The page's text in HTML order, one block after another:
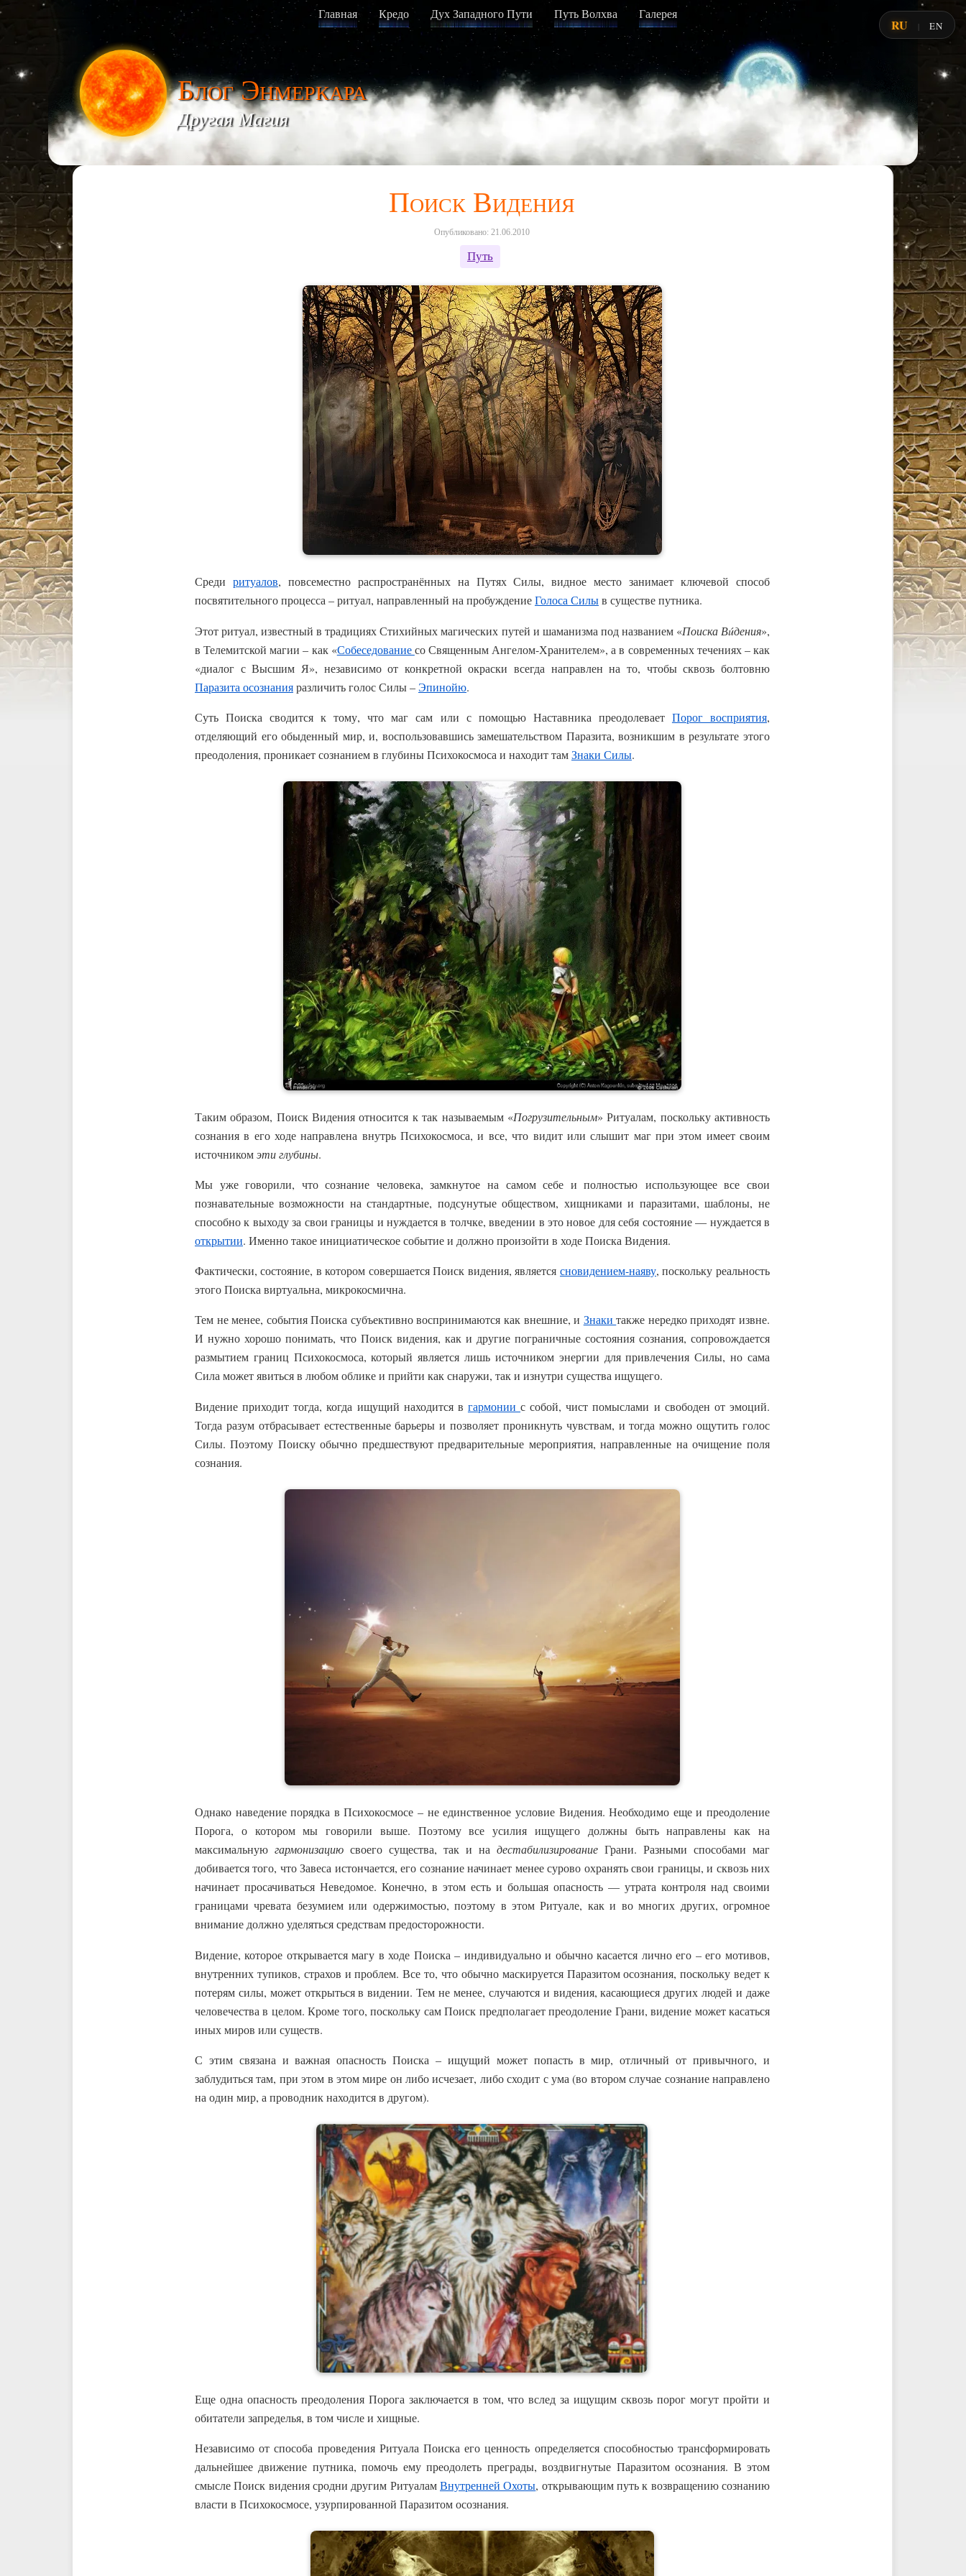
Главная Кредо Дух Западного Пути Путь Волхва Галерея
Блог Энмеркара
Другая Магия
Поиск Видения
Опубликовано: 21.06.2010
Путь
Среди ритуалов, повсеместно распространённых на Путях Силы, видное место занимает ключевой способ
посвятительного процесса – ритуал, направленный на пробуждениеГолоса Силыв существе путника.
Этот ритуал, известный в традициях Стихийных магических путей и шаманизма под названием «Поиска Вúдения»,
в Телемитской магии – как «Собеседованиесо Священным Ангелом-Хранителем», а в современных течениях – как
«диалог с Высшим Я», независимо от конкретной окраски всегда направлен на то, чтобы сквозь болтовню
Паразита осознанияразличить голос Силы –Эпинойю.
Суть Поиска сводится к тому, что маг сам или с помощью Наставника преодолевает Порог восприятия,
отделяющий его обыденный мир, и, воспользовавшись замешательством Паразита, возникшим в результате этого
преодоления, проникает сознанием в глубины Психокосмоса и находит тамЗнаки Силы.
Таким образом, Поиск Видения относится к так называемым «Погрузительным» Ритуалам, поскольку активность
сознания в его ходе направлена внутрь Психокосмоса, и все, что видит или слышит маг при этом имеет своим
источникомэти глубины.
Мы уже говорили, что сознание человека, замкнутое на самом себе и полностью использующее все свои
познавательные возможности на стандартные, подсунутые обществом, хищниками и паразитами, шаблоны, не
способно к выходу за свои границы и нуждается в толчке, введении в это новое для себя состояние — нуждается в
открытии. Именно такое инициатическое событие и должно произойти в ходе Поиска Видения.
Фактически, состояние, в котором совершается Поиск видения, является сновидением-наяву, поскольку реальность
этого Поиска виртуальна, микрокосмична.
Тем не менее, события Поиска субъективно воспринимаются как внешние, и Знакитакже нередко приходят извне.
И нужно хорошо понимать, что Поиск видения, как и другие пограничные состояния сознания, сопровождается
размытием границ Психокосмоса, который является лишь источником энергии для привлечения Силы, но сама
Сила может явиться в любом облике и прийти как снаружи, так и изнутри существа ищущего.
Видение приходит тогда, когда ищущий находится в гармониис собой, чист помыслами и свободен от эмоций.
Тогда разум отбрасывает естественные барьеры и позволяет проникнуть чувствам, и тогда можно ощутить голос
Силы. Поэтому Поиску обычно предшествуют предварительные мероприятия, направленные на очищение поля
сознания.
Однако наведение порядка в Психокосмосе – не единственное условие Видения. Необходимо еще и преодоление
Порога, о котором мы говорили выше. Поэтому все усилия ищущего должны быть направлены как на
максимальную гармонизациюсвоего существа, так и на дестабилизированиеГрани. Разными способами маг
добивается того, что Завеса истончается, его сознание начинает менее сурово охранять свои границы, и сквозь них
начинает просачиваться Неведомое. Конечно, в этом есть и большая опасность — утрата контроля над своими
границами чревата безумием или одержимостью, поэтому в этом Ритуале, как и во многих других, огромное
внимание должно уделяться средствам предосторожности.
Видение, которое открывается магу в ходе Поиска – индивидуально и обычно касается лично его – его мотивов,
внутренних тупиков, страхов и проблем. Все то, что обычно маскируется Паразитом осознания, поскольку ведет к
потерям силы, может открыться в видении. Тем не менее, случаются и видения, касающиеся других людей и даже
человечества в целом. Кроме того, поскольку сам Поиск предполагает преодоление Грани, видение может касаться
иных миров или существ.
С этим связана и важная опасность Поиска – ищущий может попасть в мир, отличный от привычного, и
заблудиться там, при этом в этом мире он либо исчезает, либо сходит с ума (во втором случае сознание направлено
на один мир, а проводник находится в другом).
Еще одна опасность преодоления Порога заключается в том, что вслед за ищущим сквозь порог могут пройти и
обитатели запределья, в том числе и хищные.
Независимо от способа проведения Ритуала Поиска его ценность определяется способностью трансформировать
дальнейшее движение путника, помочь ему преодолеть преграды, воздвигнутые Паразитом осознания. В этом
смысле Поиск видения сродни другим РитуаламВнутренней Охоты, открывающим путь к возвращению сознанию
власти в Психокосмосе, узурпированной Паразитом осознания.
RU | EN